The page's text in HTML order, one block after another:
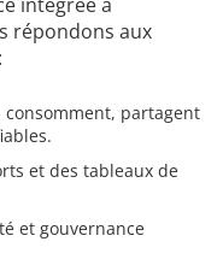
répondons aux
consomment, partagent
et des tableaux de
et gouvernance